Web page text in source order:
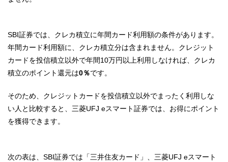
SBI証券では、クレカ積立に年間カード利用額の条件があります。
年間カード利用額に、クレカ積立分は含まれません。クレジット
カードを投信積立以外で年間10万円以上利用しなければ、クレカ
積立のポイント還元は0％です。
そのため、クレジットカードを投信積立以外でまったく利用しな
い人と比較すると、三菱UFJ eスマート証券では、お得にポイント
を獲得できます。
次の表は、SBI証券では「三井住友カード」、三菱UFJ eスマート